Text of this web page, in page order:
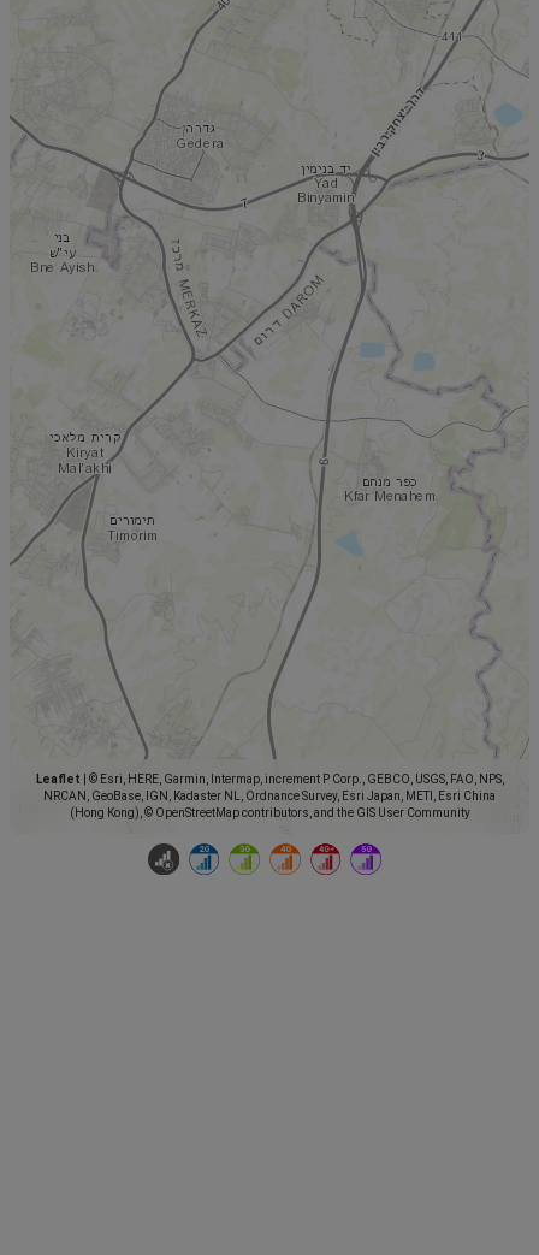
Leaflet
© Esri, HERE, Garmin, Intermap, increment P Corp., GEBCO, USGS, FAO, NPS,
NRCAN, GeoBase, IGN, Kadaster NL, Ordnance Survey, Esri Japan, METI, Esri China
(Hong Kong), © OpenStreetMap contributors, and the GIS User Community